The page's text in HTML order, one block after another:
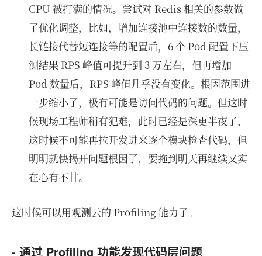
CPU 被打满的情况。尝试对 Redis 相关的参数做
了优化调整，比如，增加连接池中连接数的数量，
长链接代替短连接等的配置后，6 个 Pod 配置下压
测结果 RPS 峰值可提升到 3 万左右，但再增加
Pod 数量后，RPS 峰值几乎没有变化。根因范围进
一步缩小了，极有可能是访问代码的问题。但这时
候现场工程师稍有犯难，此时已经是深更半夜了，
这时候不可能再拉开发进来逐个模块检查代码，但
明明就快揭开问题根因了，要拖到明天再继续又实
在心有不甘。
这时候可以用观测云的 Profiling 能力了。
- 通过 Profiling 功能发现代码层问题